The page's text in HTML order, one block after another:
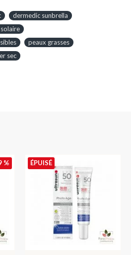
dermedic sunbrella
peaux grasses
sec
% ÉPUISÉ